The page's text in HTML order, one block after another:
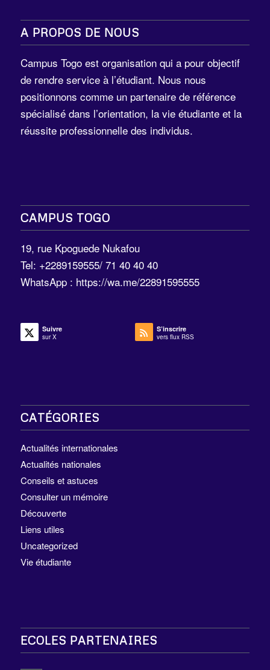
A PROPOS DE NOUS
Campus Togo est organisation qui a pour objectif
de rendre service à l’étudiant. Nous nous
positionnons comme un partenaire de référence
spécialisé dans l’orientation, la vie étudiante et la
réussite professionnelle des individus.
CAMPUS TOGO
19, rue Kpoguede Nukafou
Tel: +2289159555/ 71 40 40 40
WhatsApp : https://wa.me/22891595555
Suivre
sur X
S’inscrire
vers flux RSS
CATÉGORIES
Actualités internationales
Actualités nationales
Conseils et astuces
Consulter un mémoire
Découverte
Liens utiles
Uncategorized
Vie étudiante
ECOLES PARTENAIRES